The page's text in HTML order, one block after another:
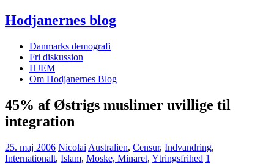
Hodjanernes blog
Danmarks demografi
Fri diskussion
HJEM
Om Hodjanernes Blog
45% af Østrigs muslimer uvillige til
integration
25. maj 2006 Nicolai Australien, Censur, Indvandring,
Internationalt, Islam, Moske, Minaret, Ytringsfrihed 1